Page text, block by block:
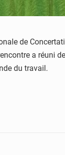
de
a réuni
du travail.